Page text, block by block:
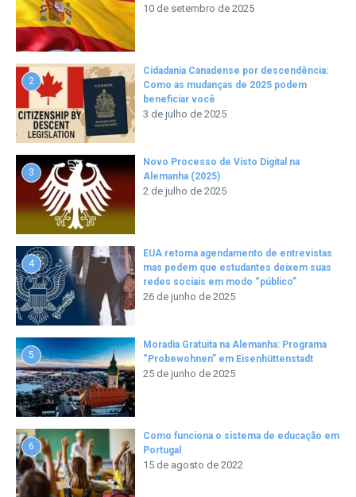
10 de setembro de 2025
2
Cidadania Canadense por descendência:
Como as mudanças de 2025 podem
beneficiar você
3 de julho de 2025
3
Novo Processo de Visto Digital na
Alemanha (2025)
2 de julho de 2025
4
EUA retoma agendamento de entrevistas
mas pedem que estudantes deixem suas
redes sociais em modo “público”
26 de junho de 2025
5
Moradia Gratuita na Alemanha: Programa
“Probewohnen” em Eisenhüttenstadt
25 de junho de 2025
6
Como funciona o sistema de educação em
Portugal
15 de agosto de 2022